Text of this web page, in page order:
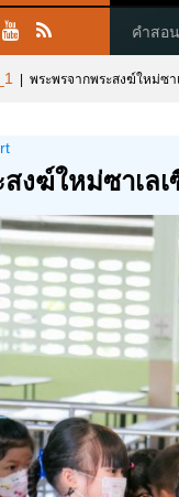
คำสอ
พระพรจากพระสงฆ์ใหม่ซา
งฆ์ใหม่ซาเล